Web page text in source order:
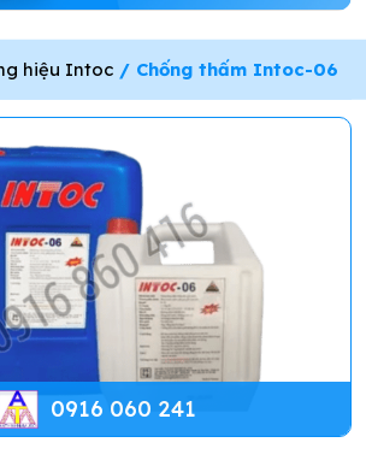
hiệu Intoc / Chống thấm Intoc-06
0916 060 241